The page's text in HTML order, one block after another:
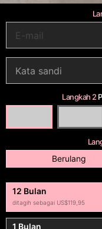
Langkah 2
Berulang
12 Bulan
ditagih sebagai US$119,95
1 Bulan